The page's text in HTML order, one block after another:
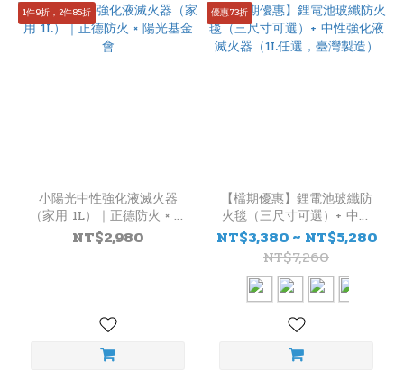
器
款
(7)
1件9折，2件85折
小陽光中性強化液滅火器
（家用 1L）｜正德防火 × 陽
光基金會
NT$2,980
優惠73折
【檔期優惠】鋰電池玻纖防
火毯（三尺寸可選）+ 中性
強化液滅火器（1L任選，臺
灣製造）
NT$3,380 ~ NT$5,280
NT$7,260